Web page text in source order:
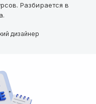
Разбирается в
дизайнер